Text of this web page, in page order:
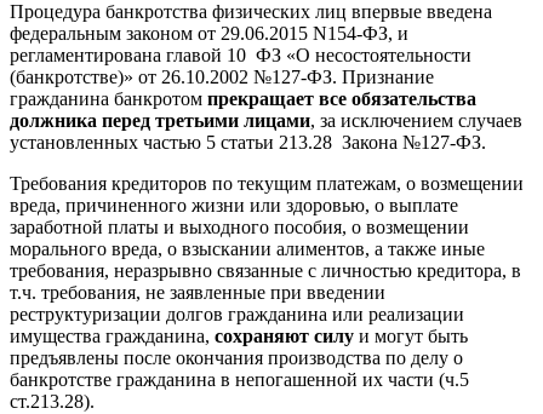
Процедура банкротства физических лиц впервые введена
федеральным законом от 29.06.2015 N154-ФЗ, и
регламентирована главой 10 ФЗ «О несостоятельности
(банкротстве)» от 26.10.2002 №127-ФЗ. Признание
гражданина банкротом прекращает все обязательства
должника перед третьими лицами, за исключением случаев
установленных частью 5 статьи 213.28 Закона №127-ФЗ.
Требования кредиторов по текущим платежам, о возмещении
вреда, причиненного жизни или здоровью, о выплате
заработной платы и выходного пособия, о возмещении
морального вреда, о взыскании алиментов, а также иные
требования, неразрывно связанные с личностью кредитора, в
т.ч. требования, не заявленные при введении
реструктуризации долгов гражданина или реализации
имущества гражданина, сохраняют силу и могут быть
предъявлены после окончания производства по делу о
банкротстве гражданина в непогашенной их части (ч.5
ст.213.28).